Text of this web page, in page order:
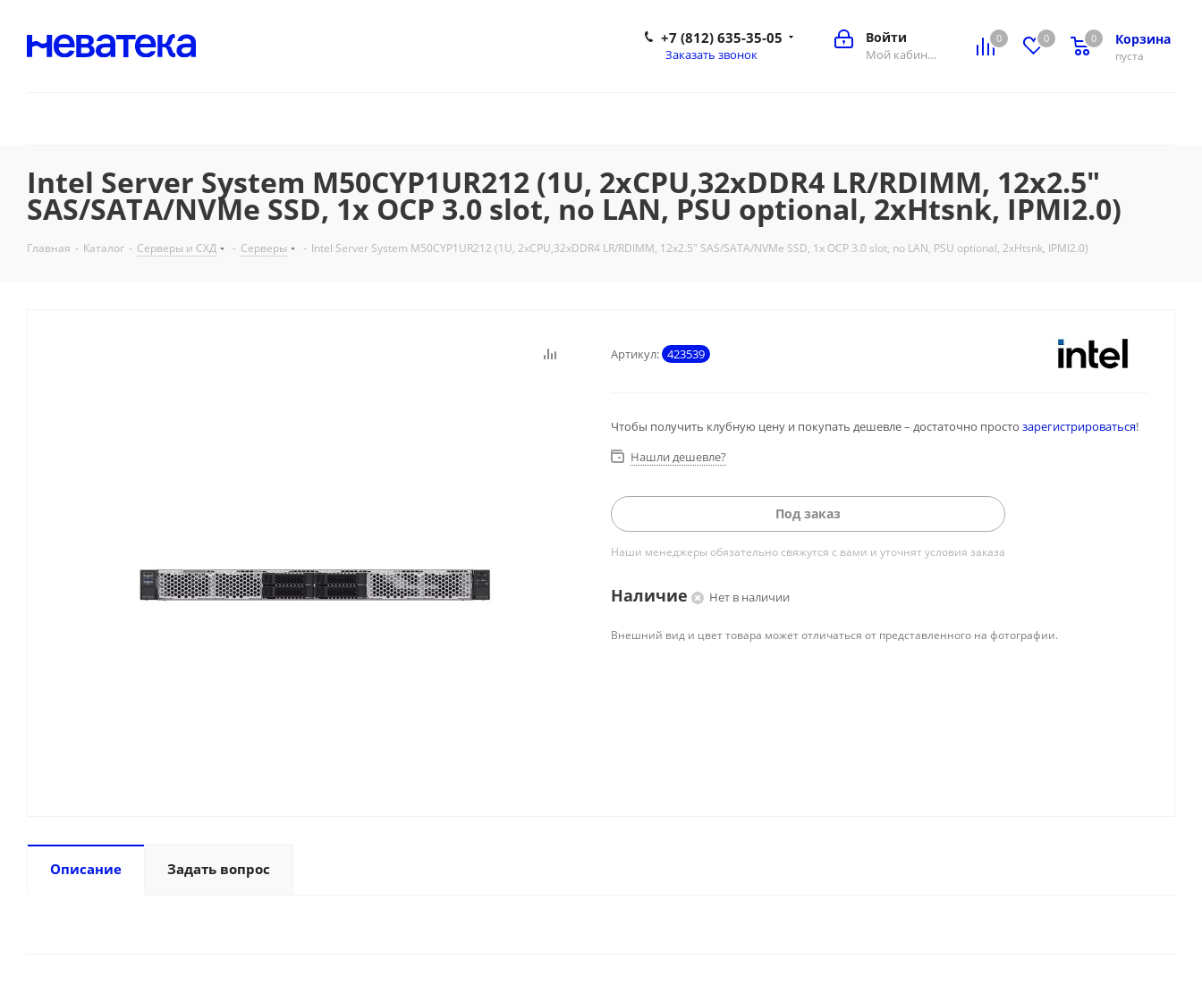
0 0 Корзина
0
пуста
0
Войти
Мой кабинет
+7 (812) 635-35-05
Заказать звонок
Intel Server System M50CYP1UR212 (1U, 2xCPU,32xDDR4 LR/RDIMM, 12x2.5"
SAS/SATA/NVMe SSD, 1x OCP 3.0 slot, no LAN, PSU optional, 2xHtsnk, IPMI2.0)
Главная - Каталог - Серверы и СХД - Серверы - Intel Server System M50CYP1UR212 (1U, 2xCPU,32xDDR4 LR/RDIMM, 12x2.5" SAS/SATA/NVMe SSD, 1x OCP 3.0 slot, no LAN, PSU optional, 2xHtsnk, IPMI2.0)
Артикул: 423539
Чтобы получить клубную цену и покупать дешевле – достаточно просто зарегистрироваться!
Нашли дешевле?
Под заказ
Наши менеджеры обязательно свяжутся с вами и уточнят условия заказа
Наличие Нет в наличии
Внешний вид и цвет товара может отличаться от представленного на фотографии.
Описание Задать вопрос